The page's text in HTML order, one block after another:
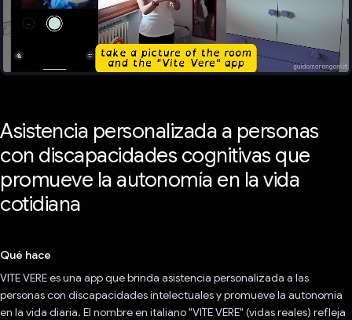
Asistencia personalizada a personas
con discapacidades cognitivas que
promueve la autonomía en la vida
cotidiana
Qué hace
VITE VERE es una app que brinda asistencia personalizada a las
personas con discapacidades intelectuales y promueve la autonomía
en la vida diaria. El nombre en italiano "VITE VERE" (vidas reales) refleja